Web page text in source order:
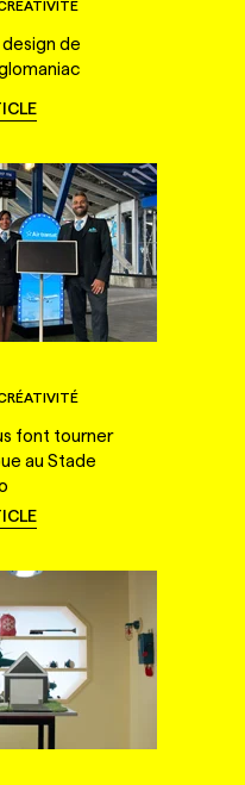
de
font tourner
au Stade